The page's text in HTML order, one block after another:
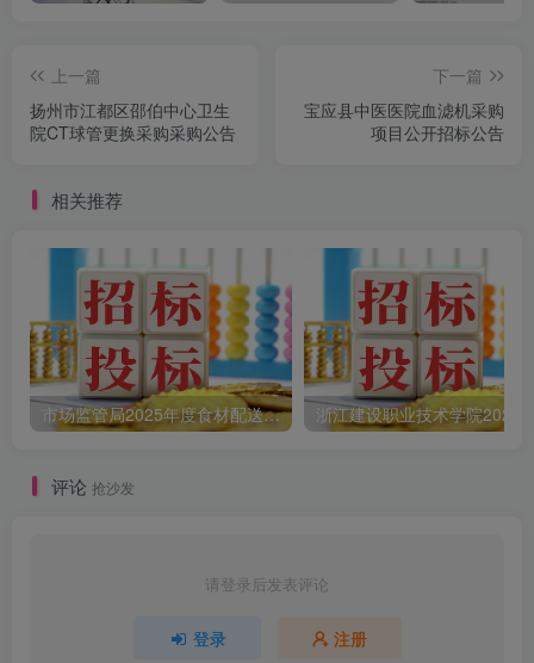
上一篇
扬州市江都区邵伯中心卫生
院CT球管更换采购采购公告
下一篇
宝应县中医医院血滤机采购
项目公开招标公告
相关推荐
市场监管局2025年度食材配送采购公告
评论 抢沙发
请登录后发表评论
登录 注册